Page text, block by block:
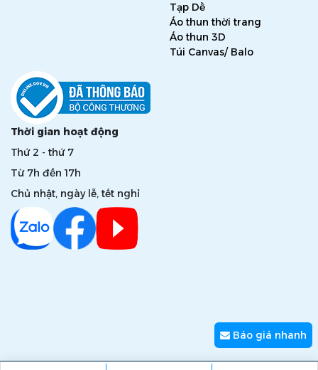
Tạp Dề
Áo thun thời trang
Áo thun 3D
Túi Canvas/ Balo
Thời gian hoạt động
Thứ 2 - thứ 7
Từ 7h đến 17h
Chủ nhật, ngày lễ, tết nghỉ
Báo giá nhanh